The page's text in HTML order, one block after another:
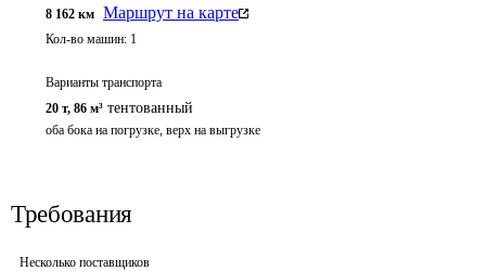
8 162 км Маршрут на карте
Кол-во машин: 1
Варианты транспорта
20 т, 86 м³ тентованный
оба бока на погрузке, верх на выгрузке
Требования
Несколько поставщиков